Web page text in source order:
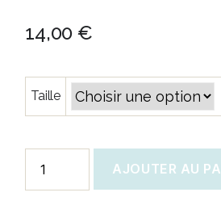
14,00 €
Taille
AJOUTER AU